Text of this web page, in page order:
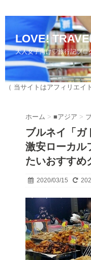
LOVE!
大人女子向け♡旅行記ブロ
（ 当サイトはアフィリエイ
ホーム > ■アジア >
ブルネイ「ガ
激安ローカル
たいおすすめ
2020/03/15